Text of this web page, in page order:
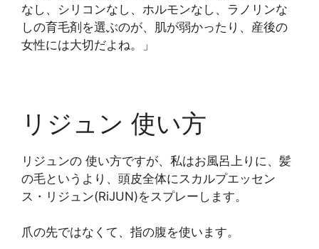
なし、シリコンなし、ホルモンなし、ラノリンな
しの育毛剤を選ぶのが、肌が弱かったり、産後の
女性には大切だよね。」
リジュン 使い方
リジュンの 使い方ですが、私はお風呂上りに、髪
の毛というより、頭皮全体にスカルプエッセン
ス・リジュン(RiJUN)をスプレーします。
爪の先ではなくて、指の腹を使います。